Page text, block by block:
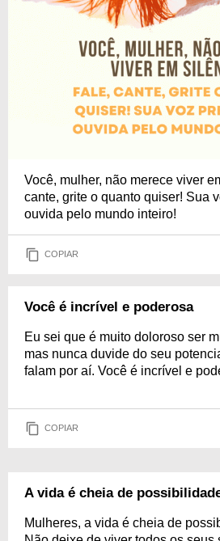
Você, mulher, não merece viver
cante, grite o quanto quiser! Sua
ouvida pelo mundo inteiro!
COPIAR
Você é incrível e poderosa
Eu sei que é muito doloroso ser
mas nunca duvide do seu
falam por aí. Você é incrível e
COPIAR
A vida é cheia de
Mulheres, a vida é cheia de